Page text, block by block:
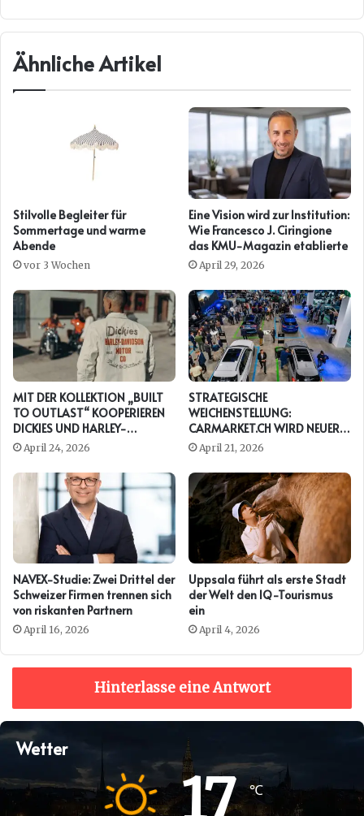
Ähnliche Artikel
Stilvolle Begleiter für
Sommertage und warme
Abende
vor 3 Wochen
Eine Vision wird zur Institution:
Wie Francesco J. Ciringione
das KMU-Magazin etablierte
April 29, 2026
MIT DER KOLLEKTION „BUILT
TO OUTLAST“ KOOPERIEREN
DICKIES UND HARLEY-
DAVIDSON ERNEUT
April 24, 2026
STRATEGISCHE
WEICHENSTELLUNG:
CARMARKET.CH WIRD NEUER
PRESENTING PARTNER DER
AUTO ZÜRICH
April 21, 2026
NAVEX-Studie: Zwei Drittel der
Schweizer Firmen trennen sich
von riskanten Partnern
April 16, 2026
Uppsala führt als erste Stadt
der Welt den IQ-Tourismus
ein
April 4, 2026
Hinterlasse eine Antwort
Wetter
17℃